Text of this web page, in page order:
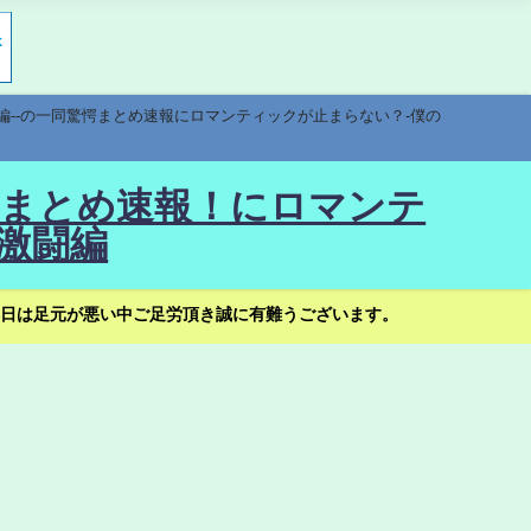
の一同驚愕まとめ速報にロマンティックが止まらない？-僕の
とめ速報！にロマンテ
闘編
足元が悪い中ご足労頂き誠に有難うございます。